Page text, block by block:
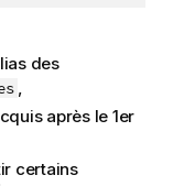
des
,
après le 1er
certains